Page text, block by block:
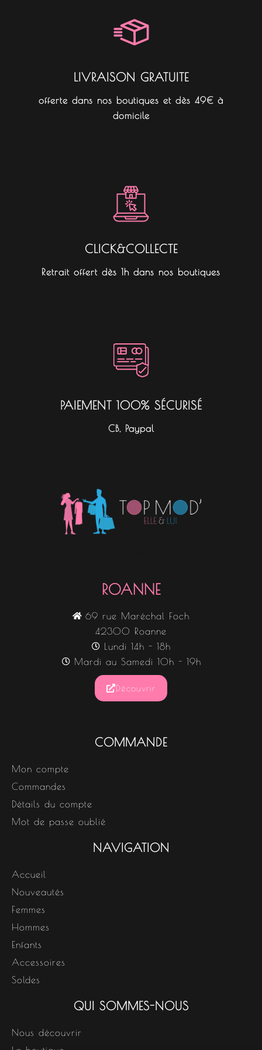
a
m
LIVRAISON GRATUITE
offerte dans nos boutiques et dès 49€ à
domicile
CLICK&COLLECTE
Retrait offert dès 1h dans nos boutiques
PAIEMENT 100% SÉCURISÉ
CB, Paypal
ROANNE
69 rue Maréchal Foch
42300 Roanne
Lundi 14h - 18h
Mardi au Samedi 10h - 19h
Découvrir
COMMANDE
Mon compte
Commandes
Détails du compte
Mot de passe oublié
NAVIGATION
Accueil
Nouveautés
Femmes
Hommes
Enfants
Accessoires
Soldes
QUI SOMMES-NOUS
Nous découvrir